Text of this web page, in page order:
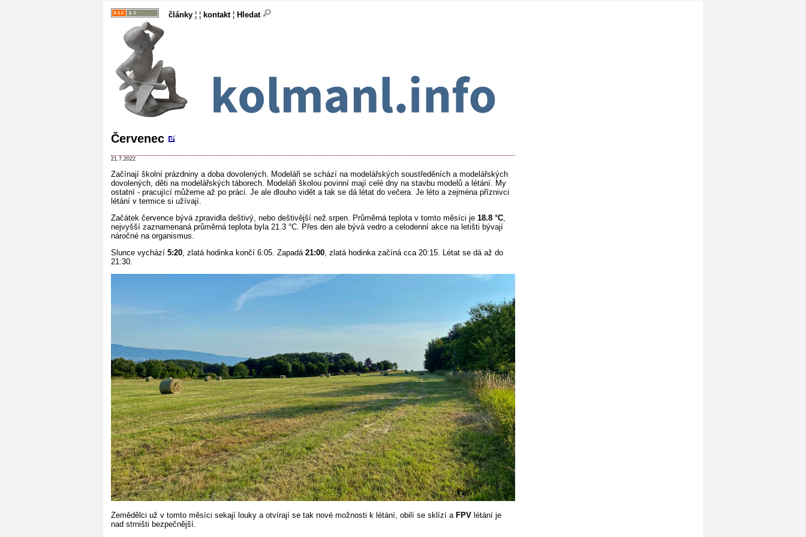
články ¦ ¦ kontakt¦ Hledat
Červenec
21.7.2022
Začínají školní prázdniny a doba dovolených. Modeláři se schází na modelářských soustředěních a modelářských
dovolených, děti na modelářských táborech. Modeláři školou povinní mají celé dny na stavbu modelů a létání. My
ostatní - pracující můžeme až po práci. Je ale dlouho vidět a tak se dá létat do večera. Je léto a zejména příznivci
létání v termice si užívají.
Začátek července bývá zpravidla deštivý, nebo deštivější než srpen. Průměrná teplota v tomto měsíci je 18.8 °C
nejvyšší zaznamenaná průměrná teplota byla 21.3 °C. Přes den ale bývá vedro a celodenní akce na letišti bývají
náročné na organismus.
Slunce vychází 5:20 , zlatá hodinka končí 6:05. Zapadá 21:00 , zlatá hodinka začíná cca 20:15. Létat se dá až do
21:30.
Zemědělci už v tomto měsíci sekají louky a otvírají se tak nové možnosti k létání, obilí se sklízí a FPV létání je
nad strništi bezpečnější.